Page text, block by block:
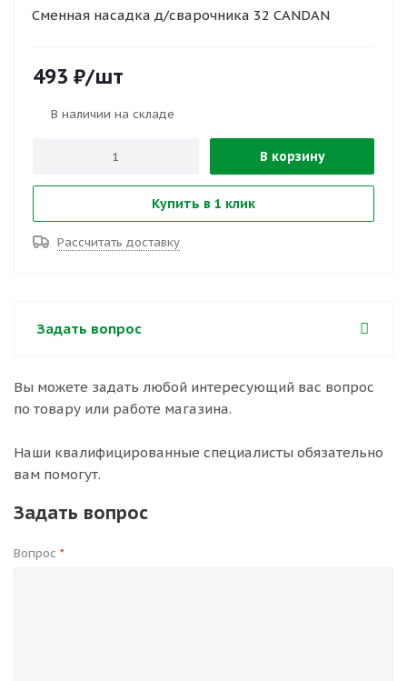
Сменная насадка д/сварочника 32 CANDAN
493 ₽/шт
В наличии на складе
В корзину
Купить в 1 клик
Рассчитать доставку
Задать вопрос
Вы можете задать любой интересующий вас вопрос
по товару или работе магазина.
Наши квалифицированные специалисты обязательно
вам помогут.
Задать вопрос
Вопрос *